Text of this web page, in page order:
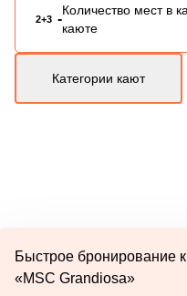
2+3 -
Количество мест в
каюте
Категории кают
Быстрое бронирование
«MSC Grandiosa»